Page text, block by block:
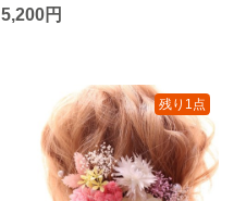
5,200円
残り1点